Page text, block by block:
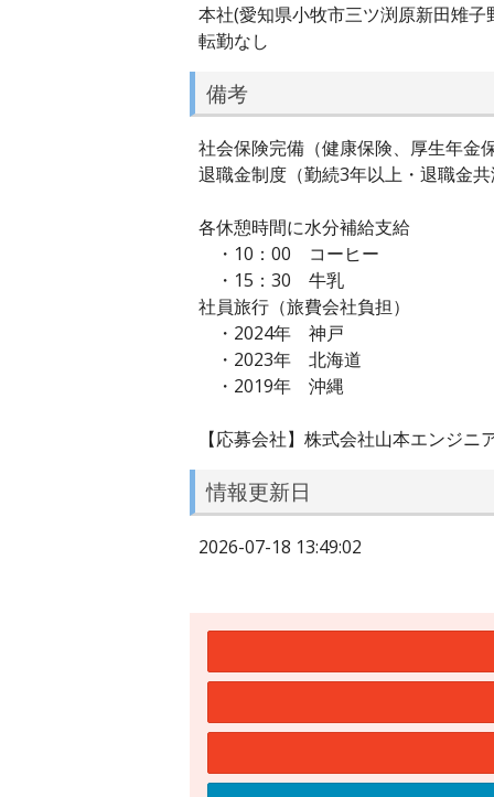
本社(愛知県小牧市三ツ渕原新田雉子
転勤なし
備考
社会保険完備（健康保険、厚生年金
退職金制度（勤続3年以上・退職金
各休憩時間に水分補給支給
・10：00 コーヒー
・15：30 牛乳
社員旅行（旅費会社負担）
・2024年 神戸
・2023年 北海道
・2019年 沖縄
【応募会社】株式会社山本エンジニ
情報更新日
2026-07-18 13:49:02